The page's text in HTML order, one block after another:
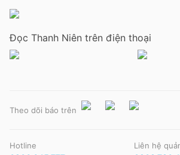
Đọc Thanh Niên trên điện thoại
Theo dõi báo trên
Hotline Liên hệ